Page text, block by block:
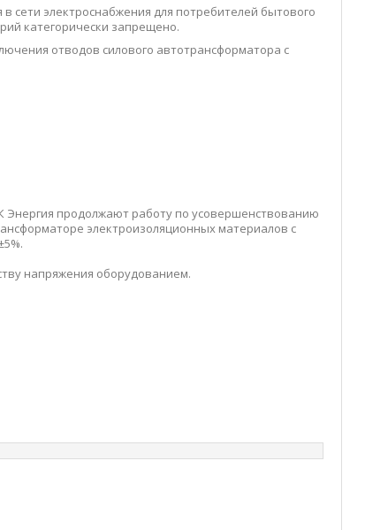
сети электроснабжения для потребителей бытового
категорически запрещено.
отводов силового автотрансформатора с
Энергия продолжают работу по усовершенствованию
электроизоляционных материалов с
напряжения оборудованием.